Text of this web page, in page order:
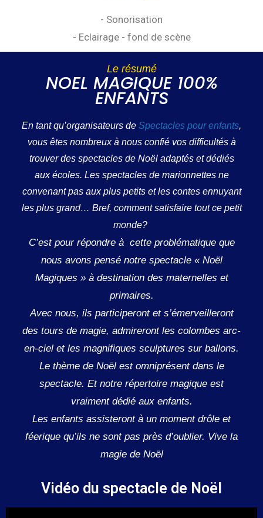
- Sonorisation
- Eclairage - fond de scène
Le résumé
NOEL MAGIQUE 100%
ENFANTS
En tant qu’organisateurs de Spectacles pour enfants,
vous êtes nombreux à nous confié vos difficultés à
trouver des spectacles de Noël adaptés et dédiés
aux écoles. Les spectacles de marionnettes ne
convenant pas aux plus petits et les contes ennuyant
les plus grand… Bref, comment satisfaire tout ce petit
monde?
C’est pour répondre à cette problématique que
nous avons pensé notre spectacle « Noël
Magiques » à destination des maternelles et
primaires.
Avec nous, ils participeront et s’émerveilleront
des tours de magie, admireront les colombes arc-
en-ciel et les magnifiques sculptures sur ballons.
Le thème de Noël est omniprésent dans le
spectacle. Et notre répertoire magique est
vraiment dédié aux enfants.
Les enfants assisteront à un moment drôle et
féerique qu’ils ne sont pas près d’oublier. Vive la
magie de Noël
Vidéo du spectacle de Noël